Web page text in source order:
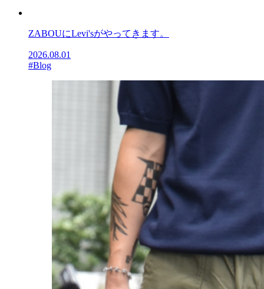
ZABOUにLevi'sがやってきます。
2026.08.01
#Blog